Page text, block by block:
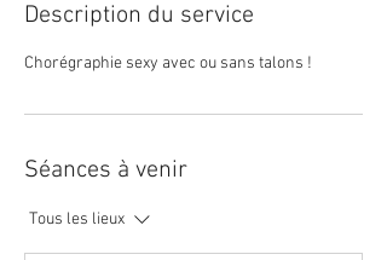
Description du service
Chorégraphie sexy avec ou sans talons !
Séances à venir
Tous les lieux